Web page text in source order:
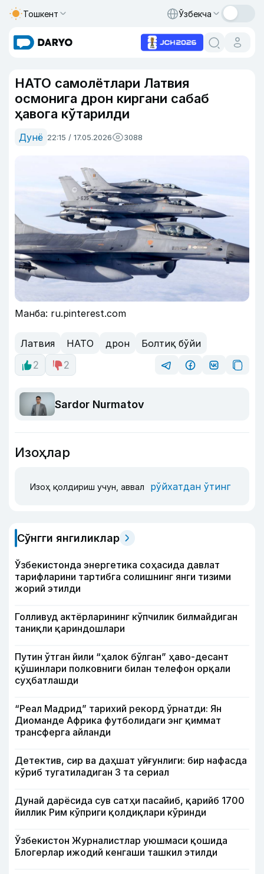
Тошкент Ўзбекча
НАТО самолётлари Латвия
осмонига дрон киргани сабаб
ҳавога кўтарилди
Дунё 22:15 / 17.05.2026 3088
Манба: ru.pinterest.com
Латвия НАТО дрон
Болтиқ бўйи
2
2
Sardor Nurmatov
Изоҳлар
Изоҳ қолдириш учун, аввал рўйхатдан ўтинг
Сўнгги янгиликлар
Ўзбекистонда энергетика соҳасида давлат
тарифларини тартибга солишнинг янги тизими
жорий этилди
Голливуд актёрларининг кўпчилик билмайдиган
таниқли қариндошлари
Путин ўтган йили “ҳалок бўлган” ҳаво-десант
қўшинлари полковниги билан телефон орқали
суҳбатлашди
“Реал Мадрид” тарихий рекорд ўрнатди: Ян
Диоманде Африка футболидаги энг қиммат
трансферга айланди
Детектив, сир ва даҳшат уйғунлиги: бир нафасда
кўриб тугатиладиган 3 та сериал
Дунай дарёсида сув сатҳи пасайиб, қарийб 1700
йиллик Рим кўприги қолдиқлари кўринди
Ўзбекистон Журналистлар уюшмаси қошида
Блогерлар ижодий кенгаши ташкил этилди